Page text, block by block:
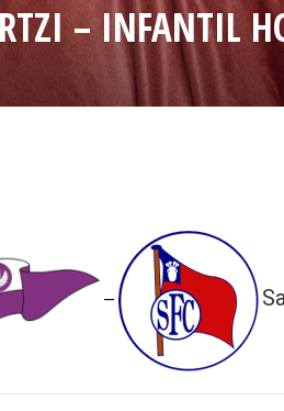
– INFANTIL
—